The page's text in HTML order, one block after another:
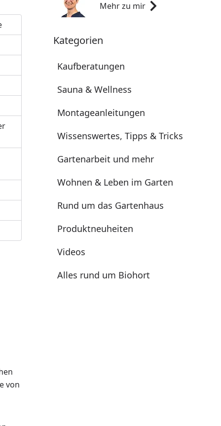
von
Mehr zu mir
Kategorien
Kaufberatungen
Sauna & Wellness
Montageanleitungen
Wissenswertes, Tipps & Tricks
Gartenarbeit und mehr
Wohnen & Leben im Garten
Rund um das Gartenhaus
Produktneuheiten
Videos
Alles rund um Biohort